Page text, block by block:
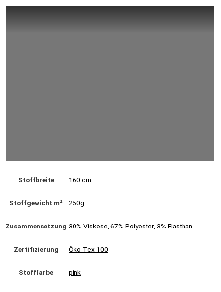
Stoffbreite 160 cm
Stoffgewicht m² 250g
Zusammensetzung 30% Viskose, 67% Polyester, 3% Elasthan
Zertifizierung Öko-Tex 100
Stofffarbe pink